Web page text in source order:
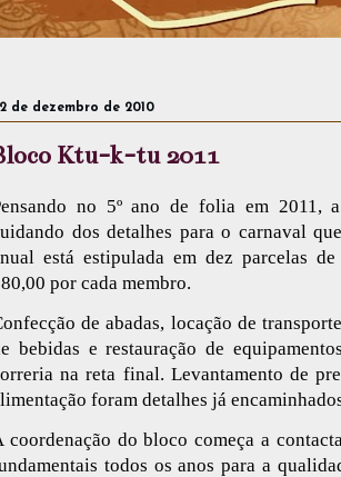
de dezembro de 2010
Ktu-k-tu 2011
no 5º ano de folia em 2011,
dos detalhes para o carnaval
está estipulada em dez parcelas
por cada membro.
de abadas, locação de
bebidas e restauração de
na reta final. Levantamento de
foram detalhes já
coordenação do bloco começa a
todos os anos para a